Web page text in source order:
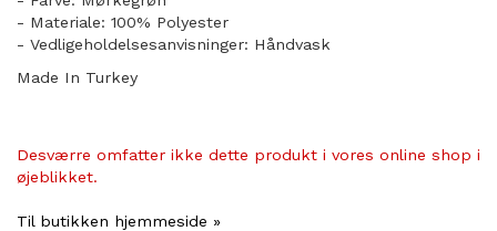
- Materiale: 100% Polyester
- Vedligeholdelsesanvisninger: Håndvask
Made In Turkey
Desværre omfatter ikke dette produkt i vores online shop i
øjeblikket.
Til butikken hjemmeside »